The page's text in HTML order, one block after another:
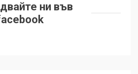
ни във